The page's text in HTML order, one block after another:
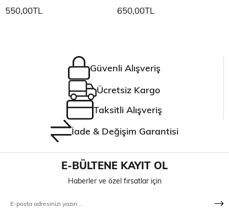
550,00TL 650,00TL
Güvenli Alışveriş
Ücretsiz Kargo
Taksitli Alışveriş
İade & Değişim Garantisi
E-BÜLTENE KAYIT OL
Haberler ve özel fırsatlar için